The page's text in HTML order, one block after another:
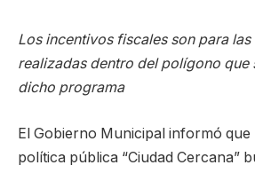
Los incentivos fiscales son para
realizadas dentro del polígono que
dicho programa
El Gobierno Municipal informó que
política pública “Ciudad Cercana”